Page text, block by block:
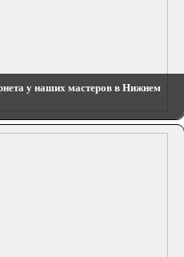
у наших мастеров в Нижнем